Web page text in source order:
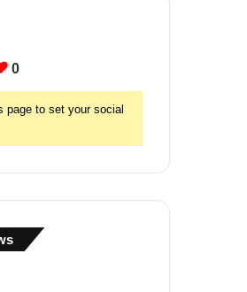
0
page to set your social